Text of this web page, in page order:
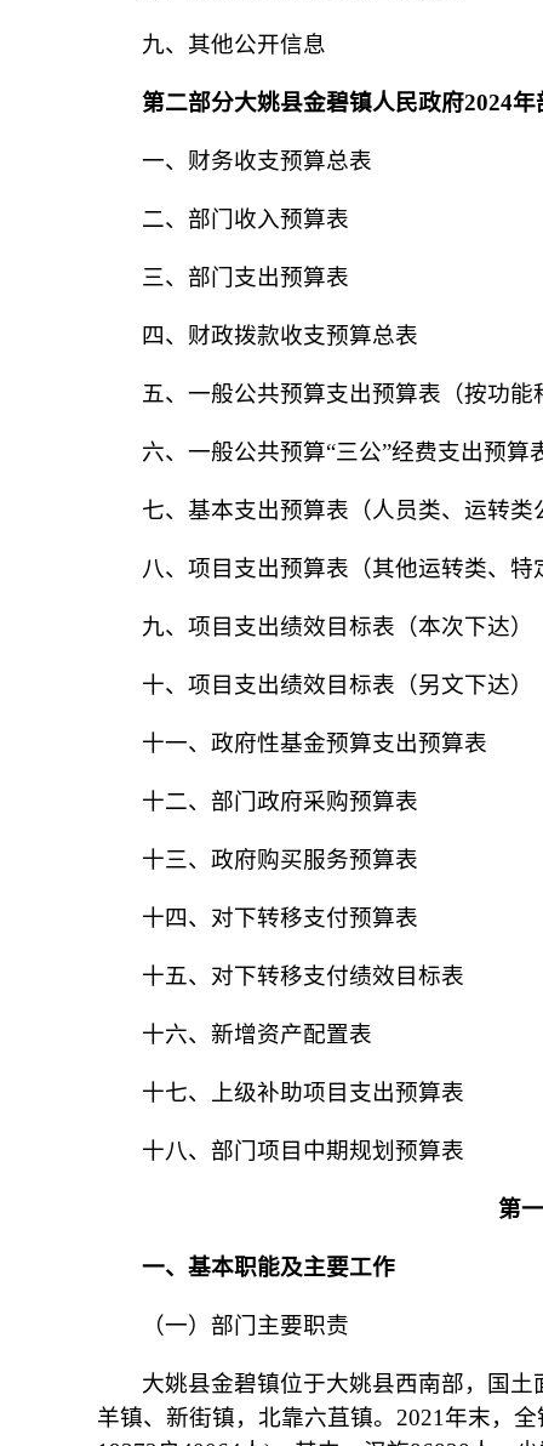
九、其他公开信息
第二部分大姚县金碧镇人民政府2024
一、财务收支预算总表
二、部门收入预算表
三、部门支出预算表
四、财政拨款收支预算总表
五、一般公共预算支出预算表（按功能
六、一般公共预算“三公”经费支出预算
七、基本支出预算表（人员类、运转类
八、项目支出预算表（其他运转类、特
九、项目支出绩效目标表（本次下达）
十、项目支出绩效目标表（另文下达）
十一、政府性基金预算支出预算表
十二、部门政府采购预算表
十三、政府购买服务预算表
十四、对下转移支付预算表
十五、对下转移支付绩效目标表
十六、新增资产配置表
十七、上级补助项目支出预算表
十八、部门项目中期规划预算表
第
一、基本职能及主要工作
（一）部门主要职责
大姚县金碧镇位于大姚县西南部，国
羊镇、新街镇，北靠六苴镇。2021年末，